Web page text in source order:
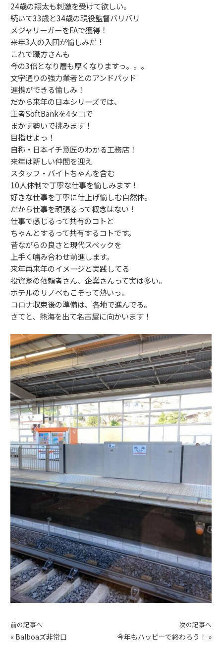
24歳の翔太も刺激を受けて欲しい。
続いて33歳と34歳の現役監督バリバリ
メジャリーガーをFAで獲得！
来年3人の入団が愉しみだ！
これで職方さんも
今の3倍となり層も厚くなりますっ。。。
文字通りの強力業者とのアンドパッド
連携ができる愉しみ！
だから来年の日本シリーズでは、
王者SoftBankを4タコで
まかす勢いで挑みます！
目指せよっ！
自称・日本イチ意匠のわかる工務店！
来年は新しい仲間を迎え
スタッフ・バイトちゃんを含む
10人体制で丁寧な仕事を愉しみます！
好きな仕事を丁寧に仕上げ愉しむ自然体。
だから仕事を頑張るって概念はない！
仕事で感じるって共有のコトと
ちゃんとするって共有するコトです。
昔ながらの良さと現代スペックを
上手く噛み合わせ前進します。
来年再来年のイメージと実践してる
投資家の依頼者さん、企業さんって実は多い。
ホテルのリノベもこぞって熱いっ。
コロナ収束後の準備は、各地で進んでる。
さてと、熱海を出て名古屋に向かいます！
前の記事へ
« Balboaズ非常口
次の記事へ
今年もハッピーで終わろう！ »